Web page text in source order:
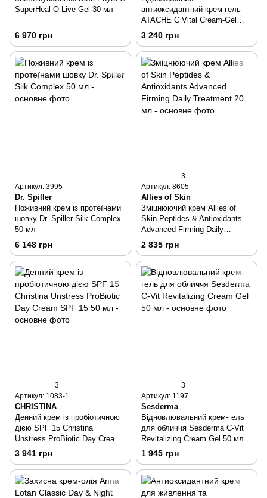
SuperHeal O-Live Gel 30 мл
6 970 грн
антиоксидантний крем-гель
ATACHE C Vital Cream-Gel
Oily & Combination Skin 50 мл
3 240 грн
Артикул: 3995
Dr. Spiller
Поживний крем із протеїнами
шовку Dr. Spiller Silk Complex
50 мл
6 148 грн
3
Артикул: 8605
Allies of Skin
Зміцнюючий крем Allies of
Skin Peptides & Antioxidants
Advanced Firming Daily
Treatment 20 мл
2 835 грн
3
Артикул: 1083-1
CHRISTINA
Денний крем із пробіотичною
дією SPF 15 Christina
Unstress ProBiotic Day Cream
SPF 15 50 мл
3 941 грн
3
Артикул: 1197
Sesderma
Відновлювальний крем-гель
для обличчя Sesderma C-Vit
Revitalizing Cream Gel 50 мл
1 945 грн